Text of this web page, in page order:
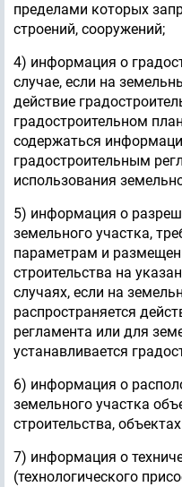
пределами которых
строений, сооружений;
4) информация о
случае, если на
действие
градостроительном
содержаться
градостроительным
использования
5) информация о
земельного участка,
параметрам и
строительства на
случаях, если на
распространяется
регламента или для
устанавливается
6) информация о
земельного участка
строительства,
7) информация о
(технологического